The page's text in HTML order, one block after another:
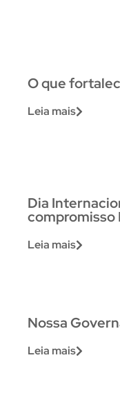
O que
Leia mais
Dia
compromisso
Leia mais
Nossa
Leia mais